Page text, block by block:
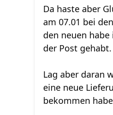
Da haste aber
am 07.01 bei
den neuen
der Post gehabt.
Lag aber daran
eine neue
bekommen